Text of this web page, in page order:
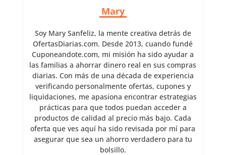
Mary
Soy Mary Sanfeliz, la mente creativa detrás de
OfertasDiarias.com. Desde 2013, cuando fundé
Cuponeandote.com, mi misión ha sido ayudar a
las familias a ahorrar dinero real en sus compras
diarias. Con más de una década de experiencia
verificando personalmente ofertas, cupones y
liquidaciones, me apasiona encontrar estrategias
prácticas para que todos puedan acceder a
productos de calidad al precio más bajo. Cada
oferta que ves aquí ha sido revisada por mí para
asegurar que sea un ahorro verdadero para tu
bolsillo.